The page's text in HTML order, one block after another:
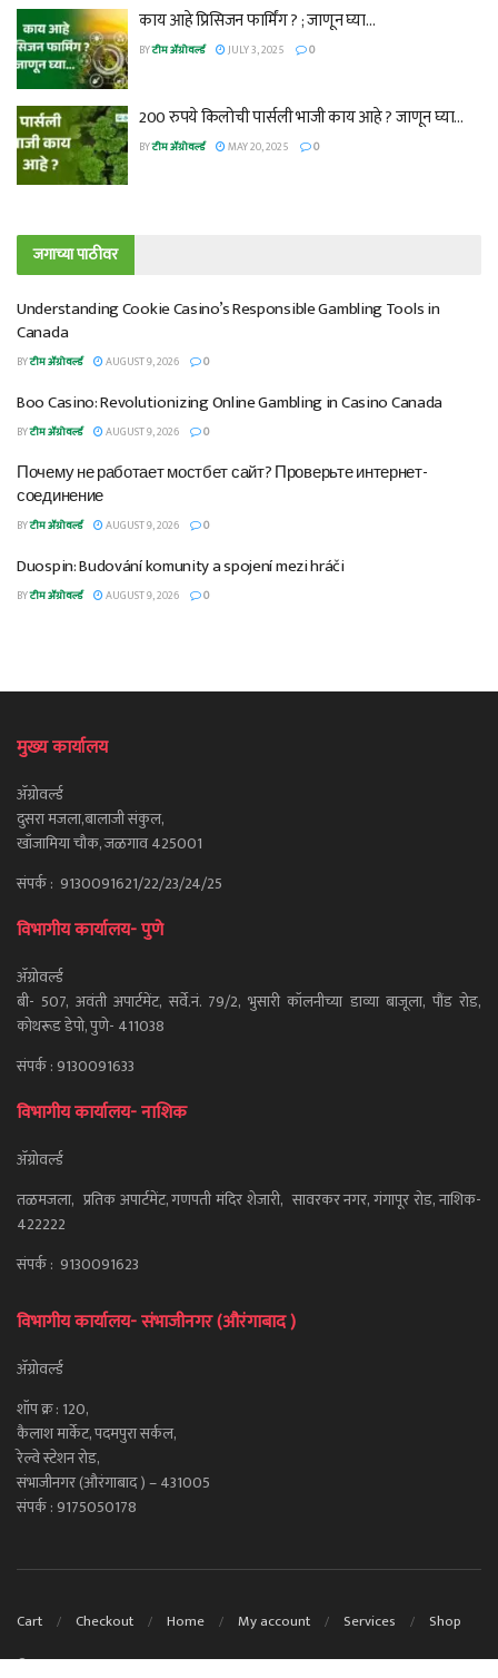
काय आहे प्रिसिजन फार्मिंग ? ; जाणून घ्या…
BYटीम ॲग्रोवर्ल्ड JULY 3, 2025 0
200 रुपये किलोची पार्सली भाजी काय आहे ? जाणून घ्या…
BYटीम ॲग्रोवर्ल्ड MAY 20, 2025 0
जगाच्या पाठीवर
Understanding Cookie Casino’s Responsible Gambling Tools in
Canada
BYटीम ॲग्रोवर्ल्ड AUGUST 9, 2026 0
Boo Casino: Revolutionizing Online Gambling in Casino Canada
BYटीम ॲग्रोवर्ल्ड AUGUST 9, 2026 0
Почему не работает мостбет сайт? Проверьте интернет-
соединение
BYटीम ॲग्रोवर्ल्ड AUGUST 9, 2026 0
Duospin: Budování komunity a spojení mezi hráči
BYटीम ॲग्रोवर्ल्ड AUGUST 9, 2026 0
मुख्य कार्यालय
ॲग्रोवर्ल्ड
दुसरा मजला,बालाजी संकुल,
खाँजामिया चौक, जळगाव 425001
संपर्क : 9130091621/22/23/24/25
विभागीय कार्यालय- पुणे
ॲग्रोवर्ल्ड
बी- 507, अवंती अपार्टमेंट, सर्वे.नं. 79/2, भुसारी कॉलनीच्या डाव्या बाजूला, पौंड रोड,
कोथरूड डेपो, पुणे- 411038
संपर्क : 9130091633
विभागीय कार्यालय- नाशिक
ॲग्रोवर्ल्ड
तळमजला, प्रतिक अपार्टमेंट, गणपती मंदिर शेजारी, सावरकर नगर, गंगापूर रोड, नाशिक-
422222
संपर्क : 9130091623
विभागीय कार्यालय- संभाजीनगर (औरंगाबाद )
ॲग्रोवर्ल्ड
शॉप क्र : 120,
कैलाश मार्केट, पदमपुरा सर्कल,
रेल्वे स्टेशन रोड,
संभाजीनगर (औरंगाबाद ) – 431005
संपर्क : 9175050178
Cart Checkout Home My account Services Shop
© 2020.